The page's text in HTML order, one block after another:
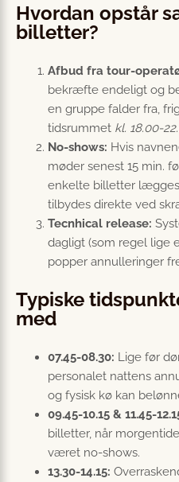
Hvordan opstår
billetter?
Afbud fra tour-
bekræfte endeligt og
en gruppe falder fra,
tidsrummet kl. 18.00-
No-shows: Hvis
møder senest 15 min.
enkelte billetter
tilbydes direkte ved
Tecnhical release:
dagligt (som regel lige
popper annulleringer
Typiske
med
07.45-08.30: Lige før
personalet nattens
og fysisk kø kan
09.45-10.15 & 11.45-
billetter, når
været no-shows.
13.30-14.15: